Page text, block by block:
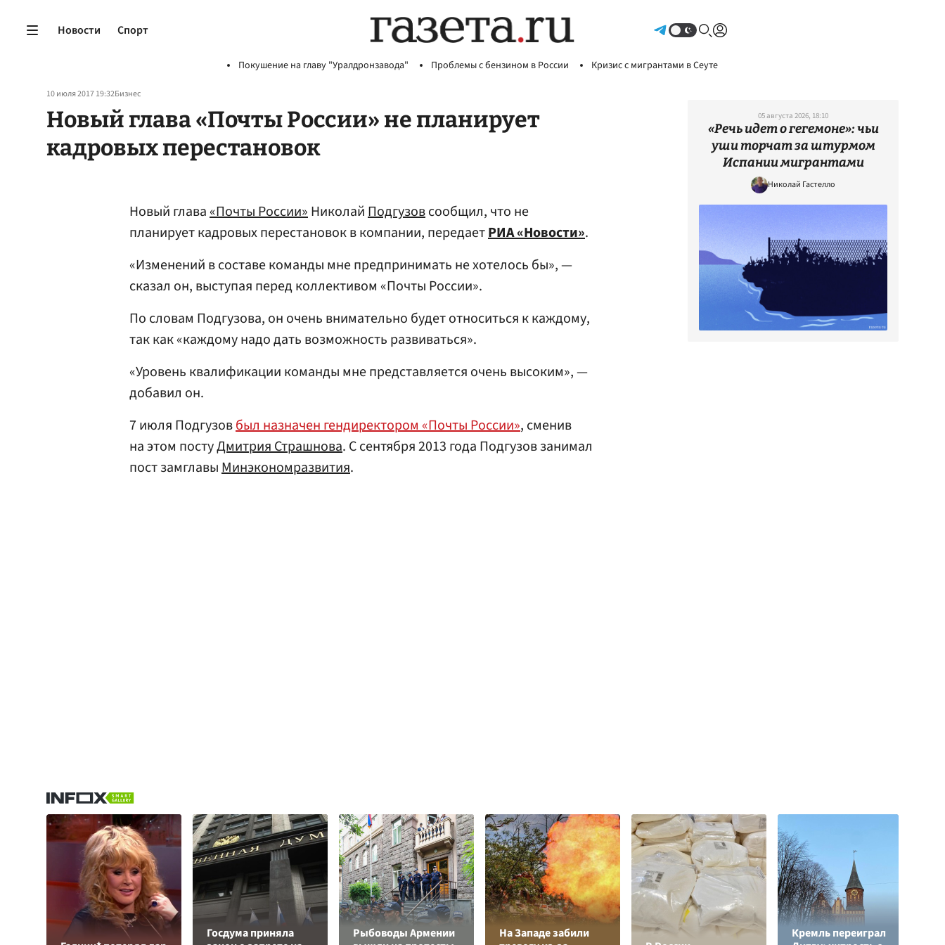
Новости Спорт
Покушение на главу "Уралдронзавода" Проблемы с бензином в России Кризис с мигрантами в Сеуте
10 июля 2017 19:32Бизнес
Новый глава «Почты России» не планирует
кадровых перестановок
Новый глава«Почты России»НиколайПодгузовсообщил, что не
планирует кадровых перестановок в компании, передаетРИА «Новости».
«Изменений в составе команды мне предпринимать не хотелось бы», —
сказал он, выступая перед коллективом «Почты России».
По словам Подгузова, он очень внимательно будет относиться к каждому,
так как «каждому надо дать возможность развиваться».
«Уровень квалификации команды мне представляется очень высоким», —
добавил он.
7 июля Подгузовбыл назначен гендиректором «Почты России», сменив
на этом постуДмитрия Страшнова. С сентября 2013 года Подгузов занимал
пост замглавыМинэкономразвития.
05 августа 2026, 18:10
«Речь идет о гегемоне»: чьи
уши торчат за штурмом
Испании мигрантами
Николай Гастелло
Госдума приняла
Рыбоводы Армении
На Западе забили
Кремль переиграл